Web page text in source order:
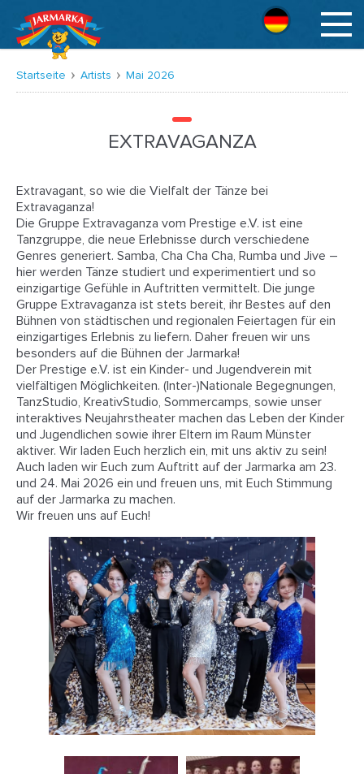
Deutsch
Startseite Artists Mai 2026
EXTRAVAGANZA
Extravagant, so wie die Vielfalt der Tänze bei
Extravaganza!
Die Gruppe Extravaganza vom Prestige e.V. ist eine
Tanzgruppe, die neue Erlebnisse durch verschiedene
Genres generiert. Samba, Cha Cha Cha, Rumba und Jive –
hier werden Tänze studiert und experimentiert und so
einzigartige Gefühle in Auftritten vermittelt. Die junge
Gruppe Extravaganza ist stets bereit, ihr Bestes auf den
Bühnen von städtischen und regionalen Feiertagen für ein
einzigartiges Erlebnis zu liefern. Daher freuen wir uns
besonders auf die Bühnen der Jarmarka!
Der Prestige e.V. ist ein Kinder- und Jugendverein mit
vielfältigen Möglichkeiten. (Inter-)Nationale Begegnungen,
TanzStudio, KreativStudio, Sommercamps, sowie unser
interaktives Neujahrstheater machen das Leben der Kinder
und Jugendlichen sowie ihrer Eltern im Raum Münster
aktiver. Wir laden Euch herzlich ein, mit uns aktiv zu sein!
Auch laden wir Euch zum Auftritt auf der Jarmarka am 23.
und 24. Mai 2026 ein und freuen uns, mit Euch Stimmung
auf der Jarmarka zu machen.
Wir freuen uns auf Euch!